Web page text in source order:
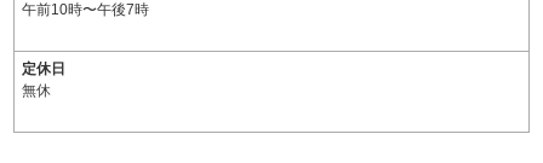
午前10時〜午後7時
定休日
無休